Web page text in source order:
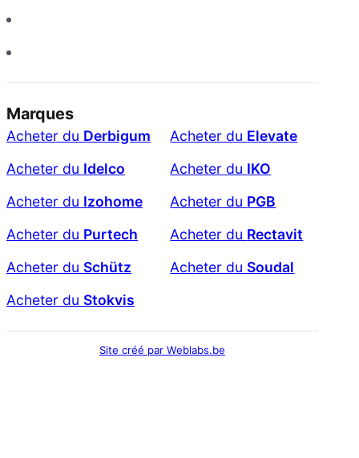
Marques
Acheter du Derbigum Acheter du Elevate
Acheter du Idelco Acheter du IKO
Acheter du Izohome Acheter du PGB
Acheter du Purtech Acheter du Rectavit
Acheter du Schütz Acheter du Soudal
Acheter du Stokvis
Site créé par Weblabs.be